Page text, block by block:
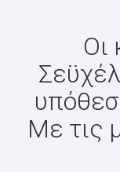
Οι
Με τις